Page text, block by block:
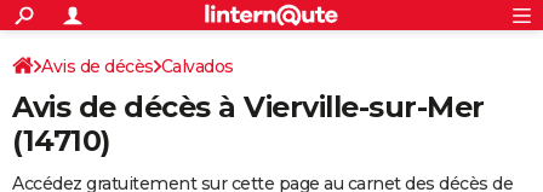
ACTUALITÉS
Politique
Société
Faits Divers
Education
Monde
Villes
+
SPORT
Coupe du monde 2026
Football
Tennis
Cyclisme
Rugby
Forum
FINANCE
Avis de décès Calvados
Avis de décès à Vierville-sur-Mer
(14710)
Accédez gratuitement sur cette page au carnet des décès de